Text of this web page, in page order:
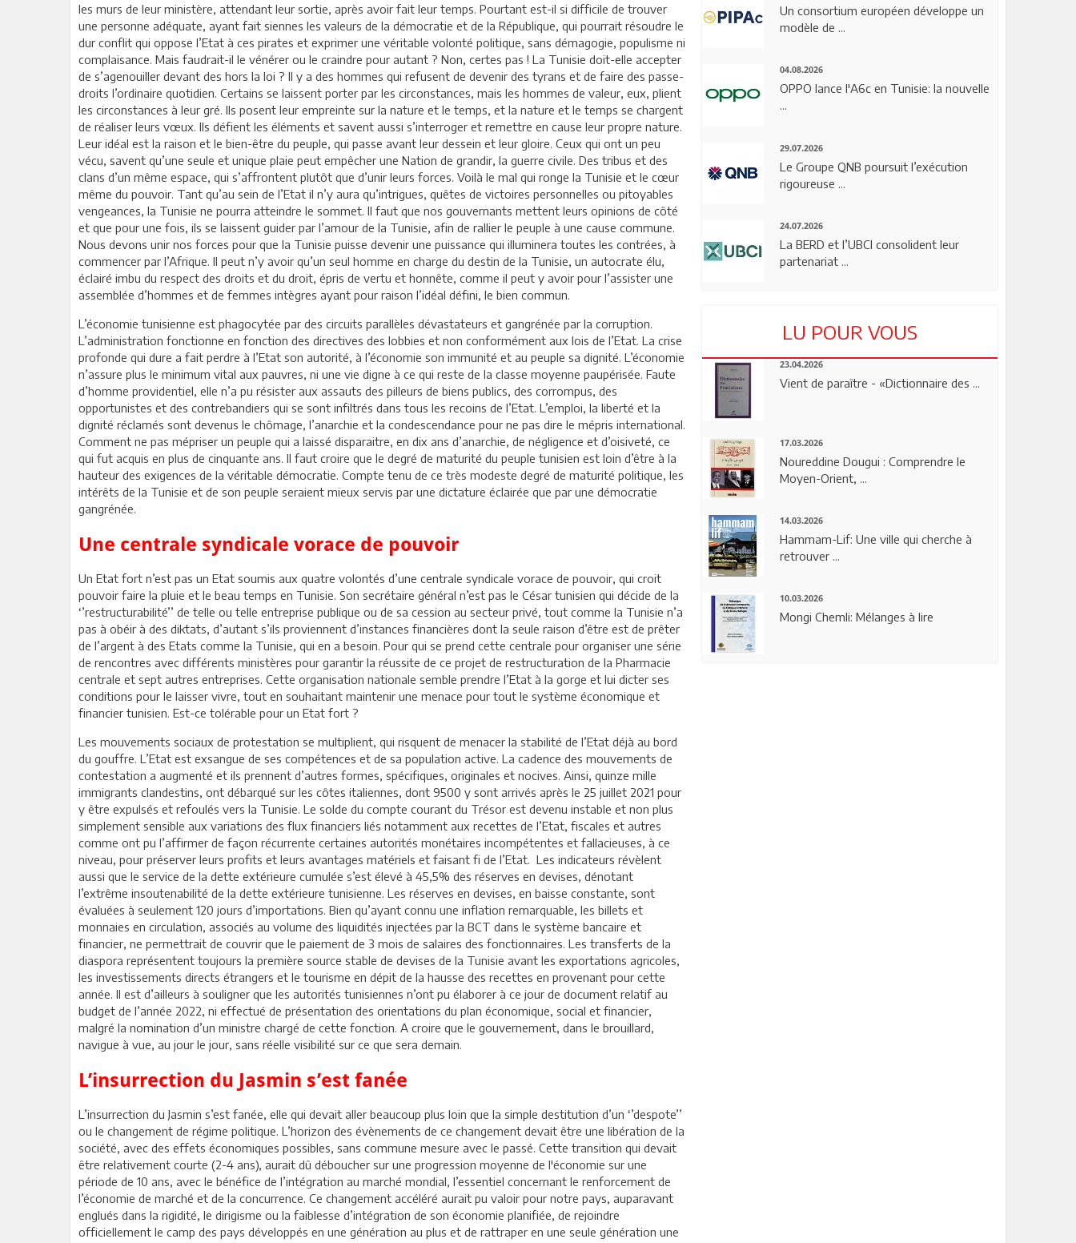
les murs de leur ministère, attendant leur sortie, après avoir fait leur temps. Pourtant est-il si difficile de trouver
une personne adéquate, ayant fait siennes les valeurs de la démocratie et de la République, qui pourrait résoudre le
dur conflit qui oppose l’Etat à ces pirates et exprimer une véritable volonté politique, sans démagogie, populisme ni
complaisance. Mais faudrait-il le vénérer ou le craindre pour autant ? Non, certes pas ! La Tunisie doit-elle accepter
de s’agenouiller devant des hors la loi ? Il y a des hommes qui refusent de devenir des tyrans et de faire des passe-
droits l’ordinaire quotidien. Certains se laissent porter par les circonstances, mais les hommes de valeur, eux, plient
les circonstances à leur gré. Ils posent leur empreinte sur la nature et le temps, et la nature et le temps se chargent
de réaliser leurs vœux. Ils défient les éléments et savent aussi s’interroger et remettre en cause leur propre nature.
Leur idéal est la raison et le bien-être du peuple, qui passe avant leur dessein et leur gloire. Ceux qui ont un peu
vécu, savent qu’une seule et unique plaie peut empêcher une Nation de grandir, la guerre civile. Des tribus et des
clans d’un même espace, qui s’affrontent plutôt que d’unir leurs forces. Voilà le mal qui ronge la Tunisie et le cœur
même du pouvoir. Tant qu’au sein de l’Etat il n’y aura qu’intrigues, quêtes de victoires personnelles ou pitoyables
vengeances, la Tunisie ne pourra atteindre le sommet. Il faut que nos gouvernants mettent leurs opinions de côté
et que pour une fois, ils se laissent guider par l’amour de la Tunisie, afin de rallier le peuple à une cause commune.
Nous devons unir nos forces pour que la Tunisie puisse devenir une puissance qui illuminera toutes les contrées, à
commencer par l’Afrique. Il peut n’y avoir qu’un seul homme en charge du destin de la Tunisie, un autocrate élu,
éclairé imbu du respect des droits et du droit, épris de vertu et honnête, comme il peut y avoir pour l’assister une
assemblée d’hommes et de femmes intègres ayant pour raison l’idéal défini, le bien commun.
L’économie tunisienne est phagocytée par des circuits parallèles dévastateurs et gangrénée par la corruption.
L’administration fonctionne en fonction des directives des lobbies et non conformément aux lois de l’Etat. La crise
profonde qui dure a fait perdre à l’Etat son autorité, à l’économie son immunité et au peuple sa dignité. L’économie
n’assure plus le minimum vital aux pauvres, ni une vie digne à ce qui reste de la classe moyenne paupérisée. Faute
d’homme providentiel, elle n’a pu résister aux assauts des pilleurs de biens publics, des corrompus, des
opportunistes et des contrebandiers qui se sont infiltrés dans tous les recoins de l’Etat. L’emploi, la liberté et la
dignité réclamés sont devenus le chômage, l’anarchie et la condescendance pour ne pas dire le mépris international.
Comment ne pas mépriser un peuple qui a laissé disparaitre, en dix ans d’anarchie, de négligence et d’oisiveté, ce
qui fut acquis en plus de cinquante ans. Il faut croire que le degré de maturité du peuple tunisien est loin d’être à la
hauteur des exigences de la véritable démocratie. Compte tenu de ce très modeste degré de maturité politique, les
intérêts de la Tunisie et de son peuple seraient mieux servis par une dictature éclairée que par une démocratie
gangrénée.
Une centrale syndicale vorace de pouvoir
Un Etat fort n’est pas un Etat soumis aux quatre volontés d’une centrale syndicale vorace de pouvoir, qui croit
pouvoir faire la pluie et le beau temps en Tunisie. Son secrétaire général n’est pas le César tunisien qui décide de la
‘’restructurabilité’’ de telle ou telle entreprise publique ou de sa cession au secteur privé, tout comme la Tunisie n’a
pas à obéir à des diktats, d’autant s’ils proviennent d’instances financières dont la seule raison d’être est de prêter
de l’argent à des Etats comme la Tunisie, qui en a besoin. Pour qui se prend cette centrale pour organiser une série
de rencontres avec différents ministères pour garantir la réussite de ce projet de restructuration de la Pharmacie
centrale et sept autres entreprises. Cette organisation nationale semble prendre l’Etat à la gorge et lui dicter ses
conditions pour le laisser vivre, tout en souhaitant maintenir une menace pour tout le système économique et
financier tunisien. Est-ce tolérable pour un Etat fort ?
Les mouvements sociaux de protestation se multiplient, qui risquent de menacer la stabilité de l’Etat déjà au bord
du gouffre. L’Etat est exsangue de ses compétences et de sa population active. La cadence des mouvements de
contestation a augmenté et ils prennent d’autres formes, spécifiques, originales et nocives. Ainsi, quinze mille
immigrants clandestins, ont débarqué sur les côtes italiennes, dont 9500 y sont arrivés après le 25 juillet 2021 pour
y être expulsés et refoulés vers la Tunisie. Le solde du compte courant du Trésor est devenu instable et non plus
simplement sensible aux variations des flux financiers liés notamment aux recettes de l’Etat, fiscales et autres
comme ont pu l’affirmer de façon récurrente certaines autorités monétaires incompétentes et fallacieuses, à ce
niveau, pour préserver leurs profits et leurs avantages matériels et faisant fi de l’Etat. Les indicateurs révèlent
aussi que le service de la dette extérieure cumulée s’est élevé à 45,5% des réserves en devises, dénotant
l’extrême insoutenabilité de la dette extérieure tunisienne. Les réserves en devises, en baisse constante, sont
évaluées à seulement 120 jours d’importations. Bien qu’ayant connu une inflation remarquable, les billets et
monnaies en circulation, associés au volume des liquidités injectées par la BCT dans le système bancaire et
financier, ne permettrait de couvrir que le paiement de 3 mois de salaires des fonctionnaires. Les transferts de la
diaspora représentent toujours la première source stable de devises de la Tunisie avant les exportations agricoles,
les investissements directs étrangers et le tourisme en dépit de la hausse des recettes en provenant pour cette
année. Il est d’ailleurs à souligner que les autorités tunisiennes n’ont pu élaborer à ce jour de document relatif au
budget de l’année 2022, ni effectué de présentation des orientations du plan économique, social et financier,
malgré la nomination d’un ministre chargé de cette fonction. A croire que le gouvernement, dans le brouillard,
navigue à vue, au jour le jour, sans réelle visibilité sur ce que sera demain.
L’insurrection du Jasmin s’est fanée
L’insurrection du Jasmin s’est fanée, elle qui devait aller beaucoup plus loin que la simple destitution d’un ‘’despote’’
ou le changement de régime politique. L’horizon des évènements de ce changement devait être une libération de la
société, avec des effets économiques possibles, sans commune mesure avec le passé. Cette transition qui devait
être relativement courte (2-4 ans), aurait dû déboucher sur une progression moyenne de l'économie sur une
période de 10 ans, avec le bénéfice de l’intégration au marché mondial, l’essentiel concernant le renforcement de
l’économie de marché et de la concurrence. Ce changement accéléré aurait pu valoir pour notre pays, auparavant
englués dans la rigidité, le dirigisme ou la faiblesse d’intégration de son économie planifiée, de rejoindre
officiellement le camp des pays développés en une génération au plus et de rattraper en une seule génération une
Un consortium européen développe un
modèle de ...
04.08.2026
OPPO lance l'A6c en Tunisie: la nouvelle
...
29.07.2026
Le Groupe QNB poursuit l’exécution
rigoureuse ...
24.07.2026
La BERD et l’UBCI consolident leur
partenariat ...
LU POUR VOUS
23.04.2026
Vient de paraître - «Dictionnaire des ...
17.03.2026
Noureddine Dougui : Comprendre le
Moyen-Orient, ...
14.03.2026
Hammam-Lif: Une ville qui cherche à
retrouver ...
10.03.2026
Mongi Chemli: Mélanges à lire